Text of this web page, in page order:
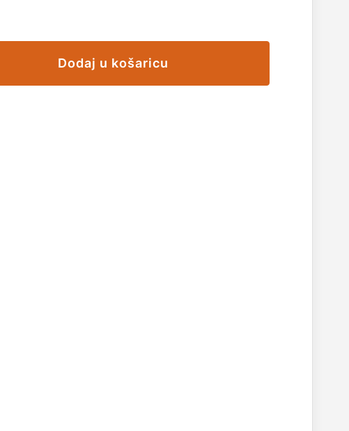
Dodaj u košaricu